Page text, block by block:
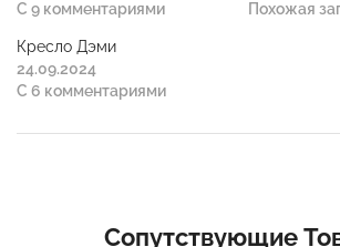
С 9 комментариями
Похожая
Кресло Дэми
24.09.2024
С 6 комментариями
Сопутствующие